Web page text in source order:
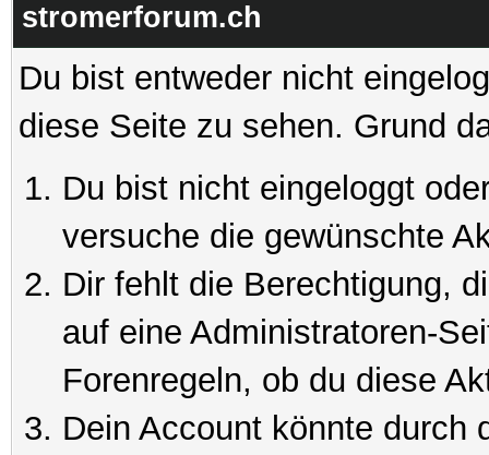
stromerforum.ch
Du bist entweder nicht
diese Seite zu sehen. Grund
Du bist nicht eingeloggt
versuche die gewünschte
Dir fehlt die Berechtigung,
auf eine Administratoren-
Forenregeln, ob du diese
Dein Account könnte durch